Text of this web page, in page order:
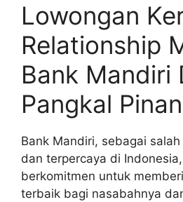
Lowongan
Relationship
Bank Mandiri
Pangkal
Bank Mandiri, sebagai
dan terpercaya di
berkomitmen untuk
terbaik bagi nasabahnya